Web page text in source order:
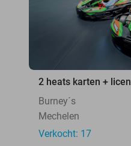
2 heats karten +
Burney´s
Mechelen
Verkocht: 17